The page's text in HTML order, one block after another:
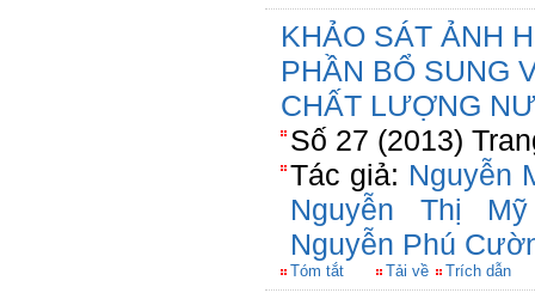
KHẢO SÁT ẢNH
PHẦN BỔ SUNG
CHẤT LƯỢNG
Số 27 (2013)
Tác giả: Nguyễn
Nguyễn Thị
Nguyễn Phú
Tóm tắt Tải về Trích dẫn